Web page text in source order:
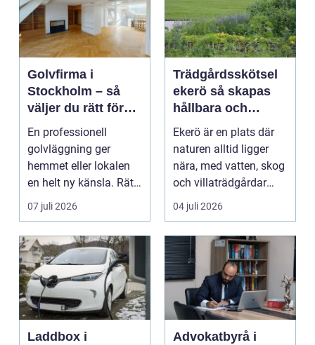
Golvfirma i
Stockholm – så
väljer du rätt för
ett hållbart golv
En professionell
golvläggning ger
hemmet eller lokalen
en helt ny känsla. Rätt
materi...
07 juli 2026
Trädgårdsskötsel
ekerö så skapas
hållbara och
vackra utemiljöer
året runt
Ekerö är en plats där
naturen alltid ligger
nära, med vatten, skog
och villaträdgårdar
som ramar in ...
04 juli 2026
Laddbox i
Advokatbyrå i